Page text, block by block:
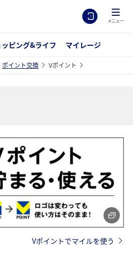
メニュー
ッピング&ライフ マイレージ
ポイント交換 Vポイント
Vポイントでマイルを使う